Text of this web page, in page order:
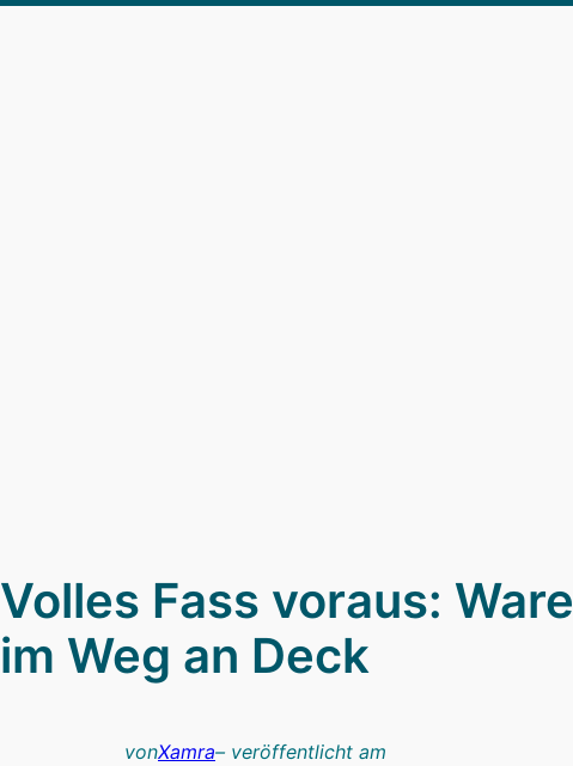
Volles Fass voraus: Ware
im Weg an Deck
vonXamra– veröffentlicht am